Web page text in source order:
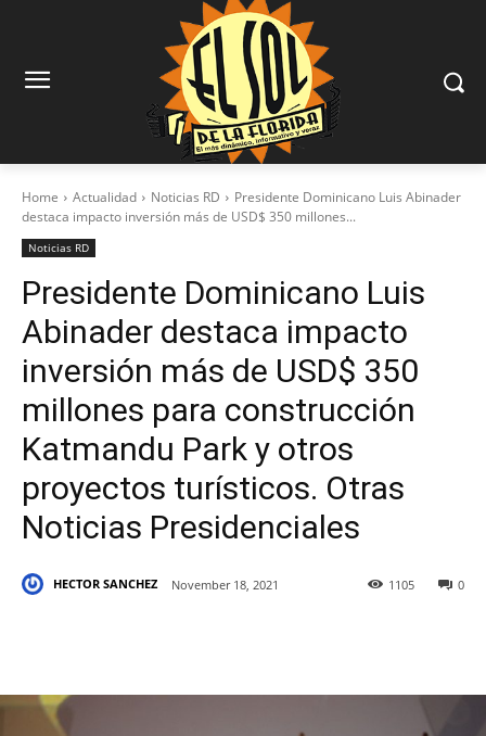
Home Actualidad Noticias RD
Presidente Dominicano Luis Abinader
destaca impacto inversión más de USD$ 350 millones...
Noticias RD
Presidente Dominicano Luis
Abinader destaca impacto
inversión más de USD$ 350
millones para construcción
Katmandu Park y otros
proyectos turísticos. Otras
Noticias Presidenciales
HECTOR SANCHEZ November 18, 2021 0
1105